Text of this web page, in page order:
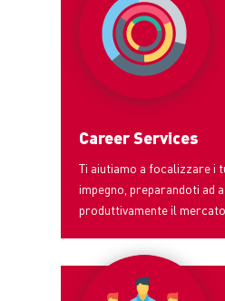
Career Services
Ti aiutiamo a focalizzare i
impegno, preparandoti ad
produttivamente il